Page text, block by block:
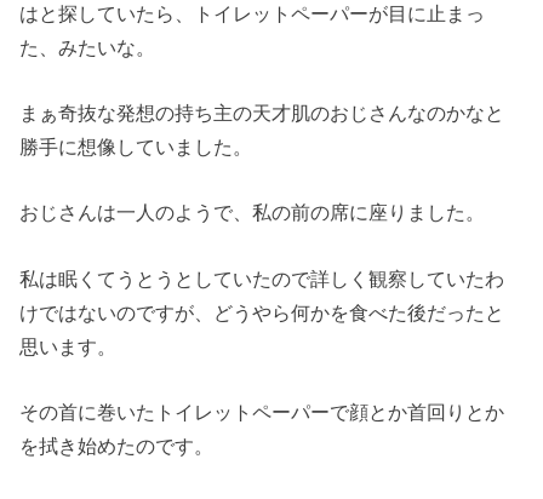
はと探していたら、トイレットペーパーが目に止まっ
た、みたいな。
まぁ奇抜な発想の持ち主の天才肌のおじさんなのかなと
勝手に想像していました。
おじさんは一人のようで、私の前の席に座りました。
私は眠くてうとうとしていたので詳しく観察していたわ
けではないのですが、どうやら何かを食べた後だったと
思います。
その首に巻いたトイレットペーパーで顔とか首回りとか
を拭き始めたのです。